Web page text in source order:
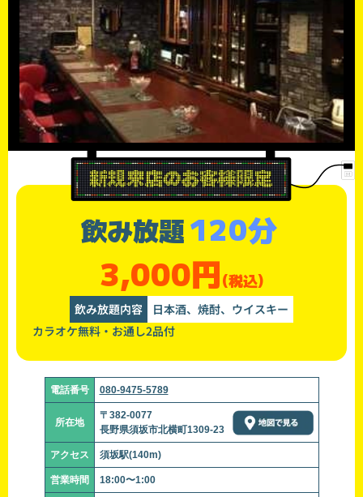
飲み放題120分
3,000円(税込)
飲み放題内容
日本酒、焼酎、ウイスキー
カラオケ無料・お通し2品付
電話番号 080-9475-5789
所在地
〒382-0077
長野県須坂市北横町1309-23
アクセス 須坂駅(140m)
営業時間 18:00〜1:00